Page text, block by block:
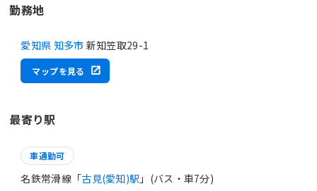
勤務地
愛知県 知多市 新知笠取29-1
マップを見る
最寄り駅
車通勤可
名鉄常滑線「古見(愛知)駅 」(バス・車7分)